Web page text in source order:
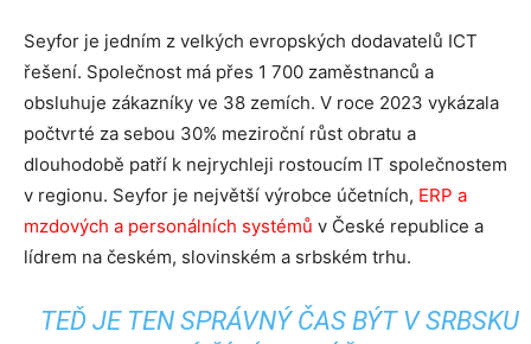
Seyfor je jedním z velkých evropských dodavatelů ICT
řešení. Společnost má přes 1 700 zaměstnanců a
obsluhuje zákazníky ve 38 zemích. V roce 2023 vykázala
počtvrté za sebou 30% meziroční růst obratu a
dlouhodobě patří k nejrychleji rostoucím IT společnostem
v regionu. Seyfor je největší výrobce účetních, ERP a
mzdových a personálních systémů v České republice a
lídrem na českém, slovinském a srbském trhu.
TEĎ JE TEN SPRÁVNÝ ČAS BÝT V SRBSKU